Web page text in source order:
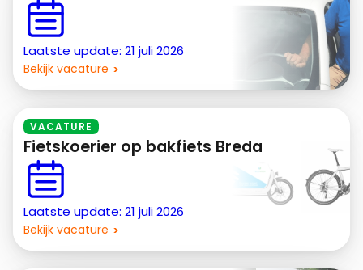
Laatste update: 21 juli 2026
Bekijk vacature
VACATURE
Fietskoerier op bakfiets Breda
Laatste update: 21 juli 2026
Bekijk vacature